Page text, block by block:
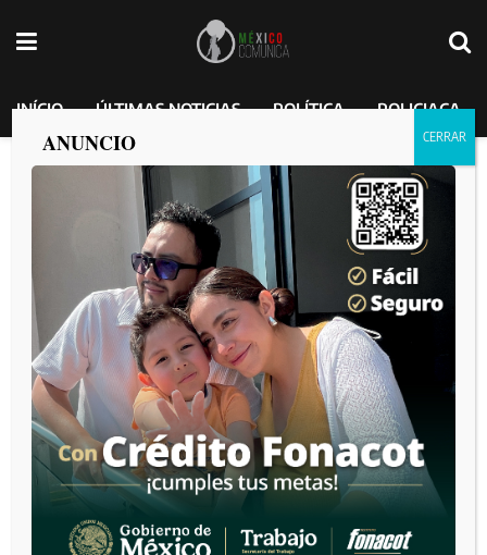
INÍCIO ÚLTIMAS NOTICIAS POLÍTICA POLICIACA
POLICÍA MUNICIPAL ASEGURA A
NUEVE PERSONAS Y RETIRA DE LAS
CALLES CUATRO ARMAS DE FUEGO
MEXICO COMUNICA 2025-01-22
ANUNCIO